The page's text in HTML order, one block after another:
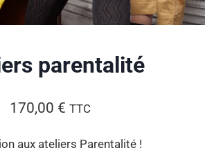
parentalité
170,00 € TTC
aux ateliers Parentalité !